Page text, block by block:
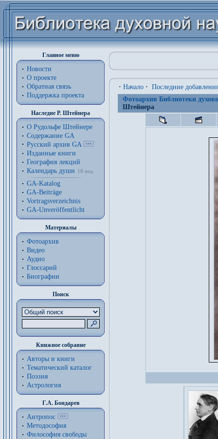
Главное меню
Новости
О проекте
Обратная связь
Поддержка проекта
Наследие Р. Штейнера
О Рудольфе Штейнере
Содержание GA
Русский архив GA
Изданные книги
География лекций
Календарь души
18 нед.
GA-Katalog
GA-Beiträge
Vortragsverzeichnis
GA-Unveröffentlicht
Материалы
Фотоархив
Видео
Аудио
Глоссарий
Биографии
Поиск
Книжное собрание
Авторы и книги
Тематический каталог
Поэзия
Астрология
Г.А. Бондарев
Антропос
Методософия
Философия cвободы
· Начало · Последние
Фотоархив Библиотеки
Штейнера